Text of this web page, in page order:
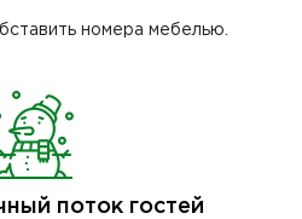
номера мебелью.
поток гостей